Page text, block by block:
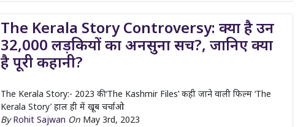
The Kerala Story Controversy: क्या है उन
32,000 लड़कियों का अनसुना सच?, जानिए क्या
है पूरी कहानी?
The Kerala Story:- 2023 की ‘The Kashmir Files’ कही जाने वाली फिल्म ‘The
Kerala Story’ हाल ही में खूब चर्चाओ
ByRohit Sajwan On May 3rd, 2023